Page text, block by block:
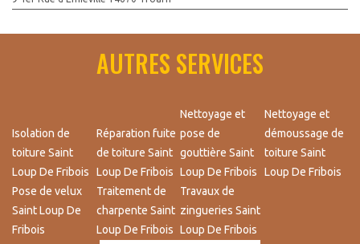
AUTRES SERVICES
Isolation de
toiture Saint
Loup De Fribois
Réparation fuite
de toiture Saint
Loup De Fribois
Nettoyage et
pose de
gouttière Saint
Loup De Fribois
Nettoyage et
démoussage de
toiture Saint
Loup De Fribois
Pose de velux
Saint Loup De
Fribois
Traitement de
charpente Saint
Loup De Fribois
Travaux de
zingueries Saint
Loup De Fribois